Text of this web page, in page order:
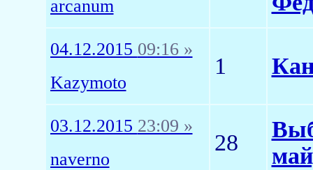
arcanum
04.12.2015 09:16 »
Kazymoto
1
03.12.2015 23:09 »
naverno
28